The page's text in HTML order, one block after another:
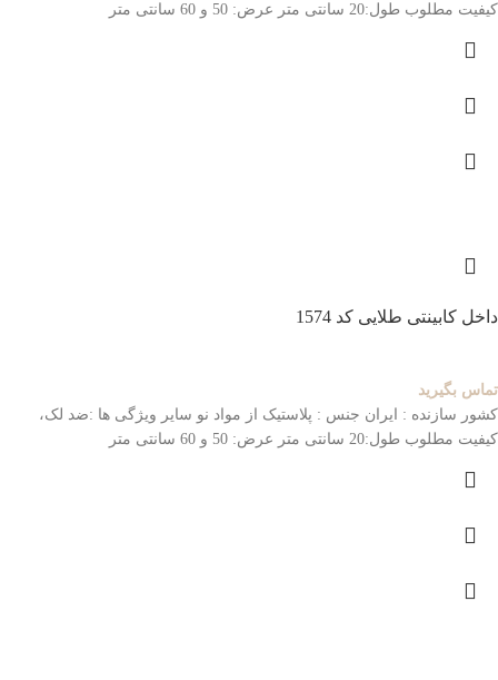
کیفیت مطلوب طول:20 سانتی متر عرض: 50 و 60 سانتی متر
داخل کابینتی طلایی کد 1574
تماس بگیرید
کشور سازنده : ایران جنس : پلاستیک از مواد نو سایر ویژگی ها :ضد لک،
کیفیت مطلوب طول:20 سانتی متر عرض: 50 و 60 سانتی متر